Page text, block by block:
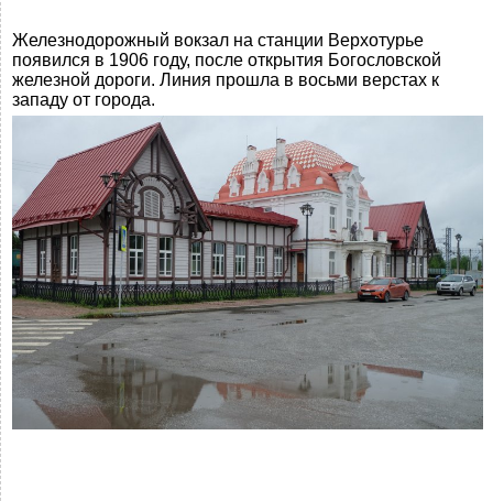
Железнодорожный вокзал на станции Верхотурье
появился в 1906 году, после открытия Богословской
железной дороги. Линия прошла в восьми верстах к
западу от города.